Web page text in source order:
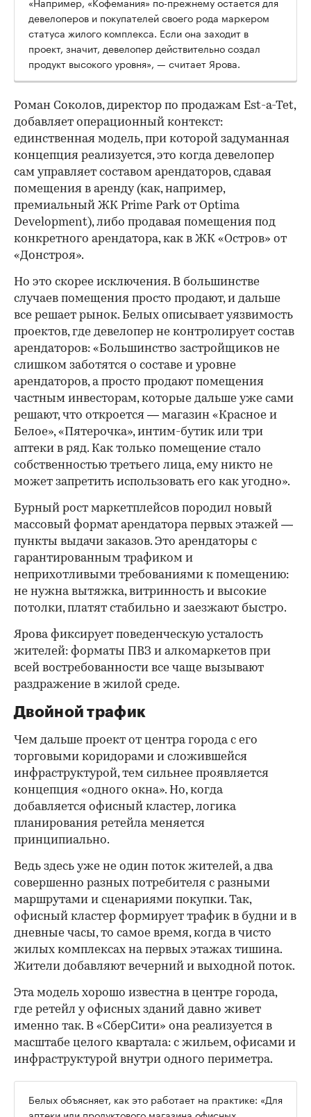
девелоперов и покупателей своего рода маркером
статуса жилого комплекса. Если она заходит в
проект, значит, девелопер действительно создал
продукт высокого уровня», — считает Ярова.
Роман Соколов, директор по продажам Est-a-Tet,
добавляет операционный контекст:
единственная модель, при которой задуманная
концепция реализуется, это когда девелопер
сам управляет составом арендаторов, сдавая
помещения в аренду (как, например,
премиальный ЖК Prime Park от Optima
Development), либо продавая помещения под
конкретного арендатора, как в ЖК «Остров» от
«Донстроя».
Но это скорее исключения. В большинстве
случаев помещения просто продают, и дальше
все решает рынок. Белых описывает уязвимость
проектов, где девелопер не контролирует состав
арендаторов: «Большинство застройщиков не
слишком заботятся о составе и уровне
арендаторов, а просто продают помещения
частным инвесторам, которые дальше уже сами
решают, что откроется — магазин «Красное и
Белое», «Пятерочка», интим-бутик или три
аптеки в ряд. Как только помещение стало
собственностью третьего лица, ему никто не
может запретить использовать его как угодно».
Бурный рост маркетплейсов породил новый
массовый формат арендатора первых этажей —
пункты выдачи заказов. Это арендаторы с
гарантированным трафиком и
неприхотливыми требованиями к помещению:
не нужна вытяжка, витринность и высокие
потолки, платят стабильно и заезжают быстро.
Ярова фиксирует поведенческую усталость
жителей: форматы ПВЗ и алкомаркетов при
всей востребованности все чаще вызывают
раздражение в жилой среде.
Двойной трафик
Чем дальше проект от центра города с его
торговыми коридорами и сложившейся
инфраструктурой, тем сильнее проявляется
концепция «одного окна». Но, когда
добавляется офисный кластер, логика
планирования ретейла меняется
принципиально.
Ведь здесь уже не один поток жителей, а два
совершенно разных потребителя с разными
маршрутами и сценариями покупки. Так,
офисный кластер формирует трафик в будни и в
дневные часы, то самое время, когда в чисто
жилых комплексах на первых этажах тишина.
Жители добавляют вечерний и выходной поток.
Эта модель хорошо известна в центре города,
где ретейл у офисных зданий давно живет
именно так. В «СберСити» она реализуется в
масштабе целого квартала: с жильем, офисами и
инфраструктурой внутри одного периметра.
Белых объясняет, как это работает на практике: «Для